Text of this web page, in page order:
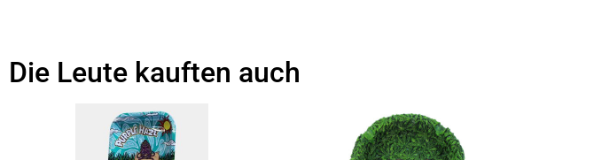
Die Leute kauften auch